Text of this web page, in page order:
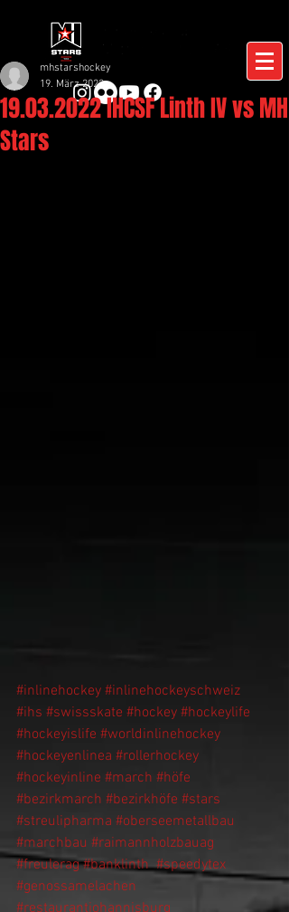
19.03.2022 IHCSF Linth IV vs MH
Stars
mhstarshockey
19. März 2022
#inlinehockey #inlinehockeyschweiz
#ihs #swissskate #hockey #hockeylife
#hockeyislife #worldinlinehockey
#hockeyenlinea #rollerhockey
#hockeyinline #march #höfe
#bezirkmarch #bezirkhöfe #stars
#streulipharma #oberseemetallbau
#marchbau #raimannholzbauag
#freulerag #banklinth #speedytex
#genossamelachen
#restaurantjohannisburg